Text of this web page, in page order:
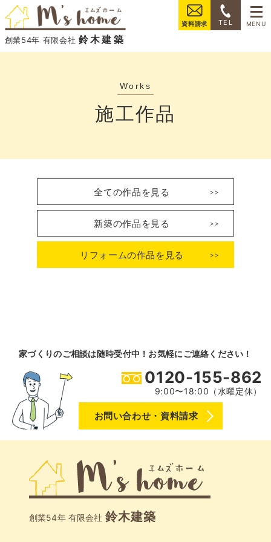
創業54年 有限会社 鈴木建築
TEL
資料請求
施工作品
全ての作品を見る
新築の作品を見る
リフォームの作品を見る
家づくりのご相談は随時受付中！お気軽にご連絡ください！
0120-155-862
9:00〜18:00（水曜定休）
お問い合わせ・資料請求
創業54年 有限会社 鈴木建築